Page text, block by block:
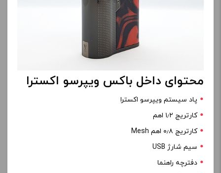
محتوای داخل باکس ویپرسو اکسترا
پاد سیستم ویپرسو اکسترا
کارتریج ۱٫۲ اهم
کارتریج ۰٫۸ اهم Mesh
سیم شارژ USB
دفترچه راهنما